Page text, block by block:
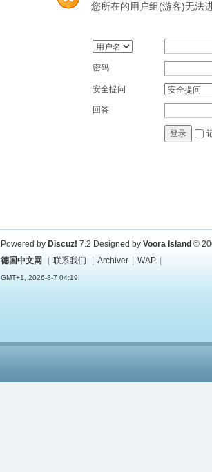
您所在的用户组(游客)无法
密码
安全提问
回答
登录
Powered by Discuz! 7.2 Designed by Voora Island ©
德国中文网
联系我们 Archiver WAP
GMT+1, 2026-8-7 04:19.